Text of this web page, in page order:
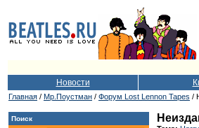
Новости
Главная / Мр.Поустман / Форум Lost Lennon Tapes /
Поиск